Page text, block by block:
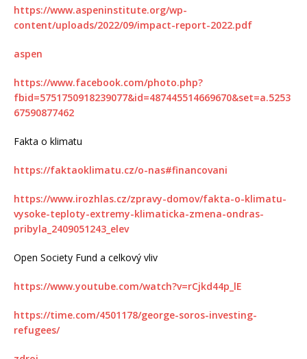
https://www.aspeninstitute.org/wp-
content/uploads/2022/09/impact-report-2022.pdf
aspen
https://www.facebook.com/photo.php?
fbid=5751750918239077&id=487445514669670&set=a.5253
67590877462
Fakta o klimatu
https://faktaoklimatu.cz/o-nas#financovani
https://www.irozhlas.cz/zpravy-domov/fakta-o-klimatu-
vysoke-teploty-extremy-klimaticka-zmena-ondras-
pribyla_2409051243_elev
Open Society Fund a celkový vliv
https://www.youtube.com/watch?v=rCjkd44p_lE
https://time.com/4501178/george-soros-investing-
refugees/